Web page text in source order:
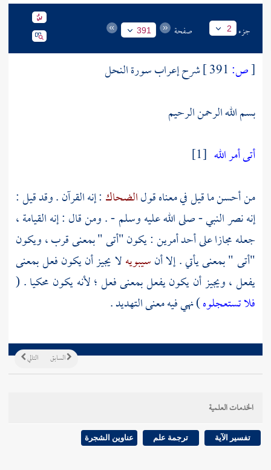
جزء 2 صفحة 391
[ص:
شرح إعراب سورة النحل
بسم الله الرحمن الرحيم
أتى أمر الله [1]
من أحسن ما قيل في معناه قولالضحاك : إنه القرآن . وقد قيل :
إنه نصر النبي - صلى الله عليه وسلم - . ومن قال : إنه القيامة ،
جعله مجازا على أحد أمرين : يكون "أتى " بمعنى قرب ، ويكون
"أتى " بمعنى يأتي . إلا أنسيبويهلا يجيز أن يكون فعل بمعنى
يفعل ، ويجيز أن يكون يفعل بمعنى فعل ؛ لأنه يكون محكيا . (
فلا تستعجلوه) نهي فيه معنى التهديد .
التالي السابق
الخدمات العلمية
تفسير الآية ترجمة علم عناوين الشجرة